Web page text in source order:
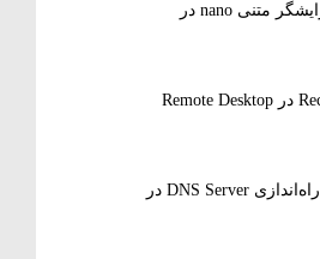
نصب و استفاده از ویرایشگر متنی nano در
رفع مشکل Reconnecting در Remote Desktop
آموزش کامل نصب و راه‌اندازی DNS Server در